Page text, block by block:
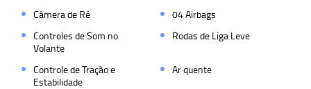
Câmera de Ré
04 Airbags
Controles de Som no
Volante
Rodas de Liga Leve
Controle de Tração e
Estabilidade
Ar quente